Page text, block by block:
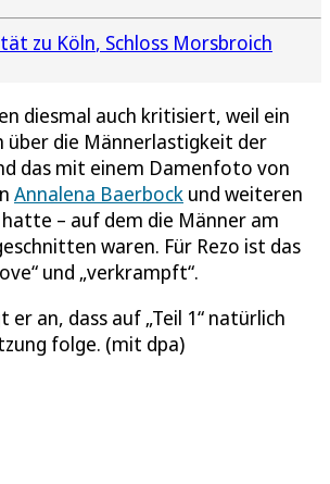
zu Köln Schloss Morsbroich
diesmal auch kritisiert, weil ein
über die Männerlastigkeit der
das mit einem Damenfoto von
Annalena Baerbock und weiteren
– auf dem die Männer am
waren. Für Rezo ist das
und „verkrampft“.
er an, dass auf „Teil 1“ natürlich
folge. (mit dpa)